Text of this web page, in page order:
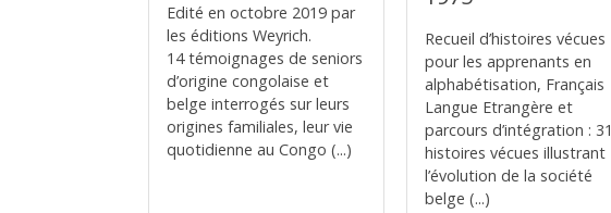
Edité en octobre 2019 par
les éditions Weyrich.
14 témoignages de seniors
d’origine congolaise et
belge interrogés sur leurs
origines familiales, leur vie
quotidienne au Congo (...)
Recueil d’histoires vécues
pour les apprenants en
alphabétisation, Français
Langue Etrangère et
parcours d’intégration : 31
histoires vécues illustrant
l’évolution de la société
belge (...)